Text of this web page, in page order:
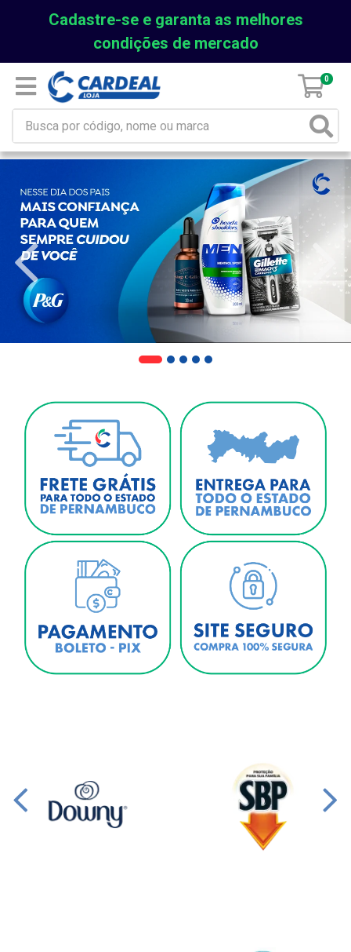
Cadastre-se e garanta as melhores
condições de mercado
0